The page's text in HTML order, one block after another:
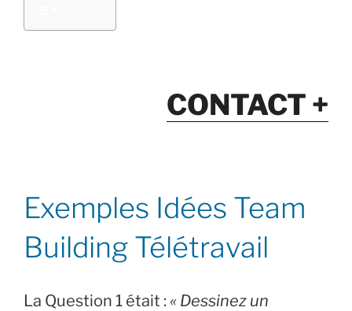
CONTACT +
Exemples Idées Team
Building Télétravail
La Question 1 était : « Dessinez un